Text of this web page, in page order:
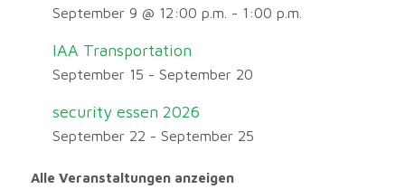
September 9 @ 12:00 p.m. - 1:00 p.m.
IAA Transportation
September 15 - September 20
security essen 2026
September 22 - September 25
Alle Veranstaltungen anzeigen